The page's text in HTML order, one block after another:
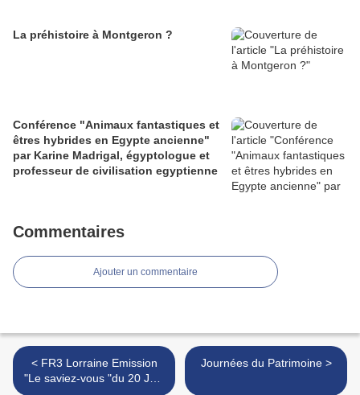
La préhistoire à Montgeron ?
Conférence "Animaux fantastiques et
êtres hybrides en Egypte ancienne"
par Karine Madrigal, égyptologue et
professeur de civilisation egyptienne
Commentaires
Ajouter un commentaire
< FR3 Lorraine Emission
"Le saviez-vous "du 20 Juin
Journées du Patrimoine >